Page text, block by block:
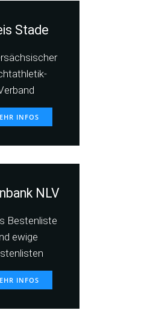
Stade
INFOS
NLV
Bestenliste
ewige
INFOS